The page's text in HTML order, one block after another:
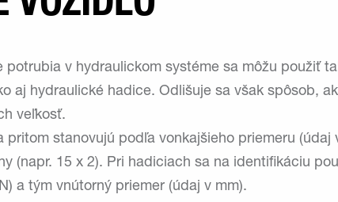
potrubia v hydraulickom systéme sa môžu použiť
aj hydraulické hadice. Odlišuje sa však spôsob,
veľkosť.
pritom stanovujú podľa vonkajšieho priemeru (údaj
(napr. 15 x 2). Pri hadiciach sa na identifikáciu
a tým vnútorný priemer (údaj v mm).